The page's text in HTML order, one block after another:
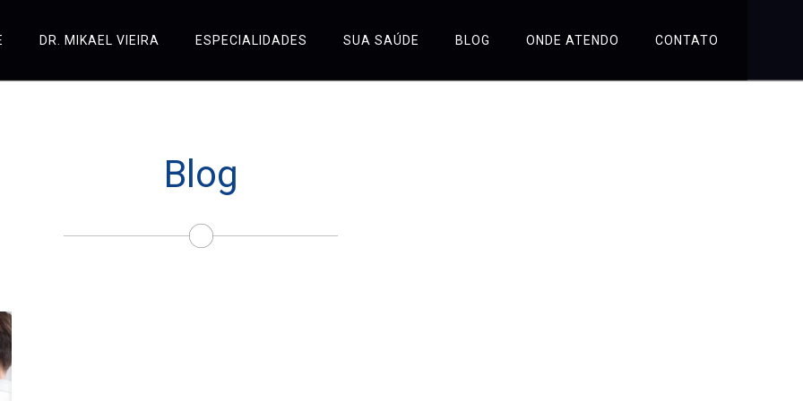
DR. MIKAEL VIEIRA ESPECIALIDADES SUA SAÚDE BLOG ONDE ATENDO CONTATO
Blog